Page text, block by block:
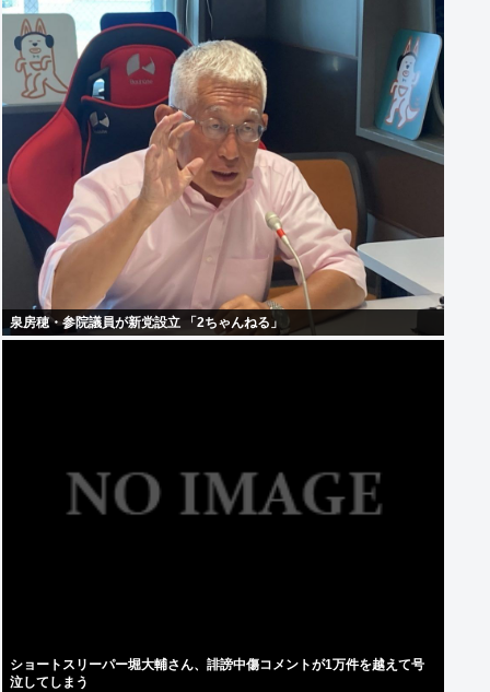
泉房穂・参院議員が新党設立 「2ちゃんねる」
ショートスリーパー堀大輔さん、誹謗中傷コメントが1万件を越えて号
泣してしまう